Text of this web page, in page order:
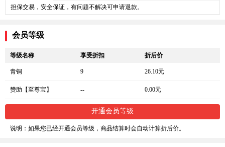
担保交易，安全保证，有问题不解决可申请退款。
会员等级
等级名称 享受折扣 折后价
青铜 9 26.10元
赞助【至尊宝】 -- 0.00元
开通会员等级
说明：如果您已经开通会员等级，商品结算时会自动计算折后价。